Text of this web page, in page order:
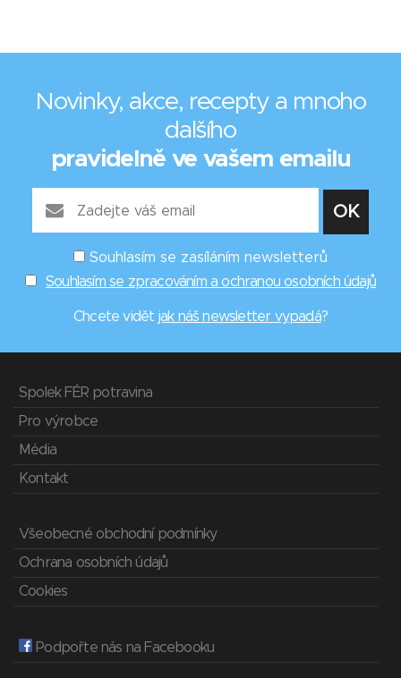
Novinky, akce, recepty a mnoho
dalšího
pravidelně ve vašem emailu
Souhlasím se zasíláním newsletterů
Souhlasím se zpracováním a ochranou osobních údajů
Chcete vidět jak náš newsletter vypadá?
Spolek FÉR potravina
Pro výrobce
Média
Kontakt
Všeobecné obchodní podmínky
Ochrana osobních údajů
Cookies
Podpořte nás na Facebooku